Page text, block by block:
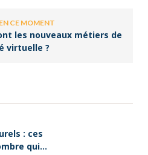
EN CE MOMENT
les nouveaux métiers de
virtuelle ?
: ces
qui